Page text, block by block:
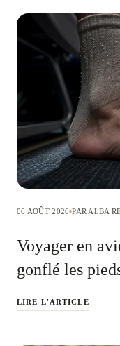
06 AOÛT 2026 PAR ALBA
Voyager en
gonflé les
LIRE L'ARTICLE